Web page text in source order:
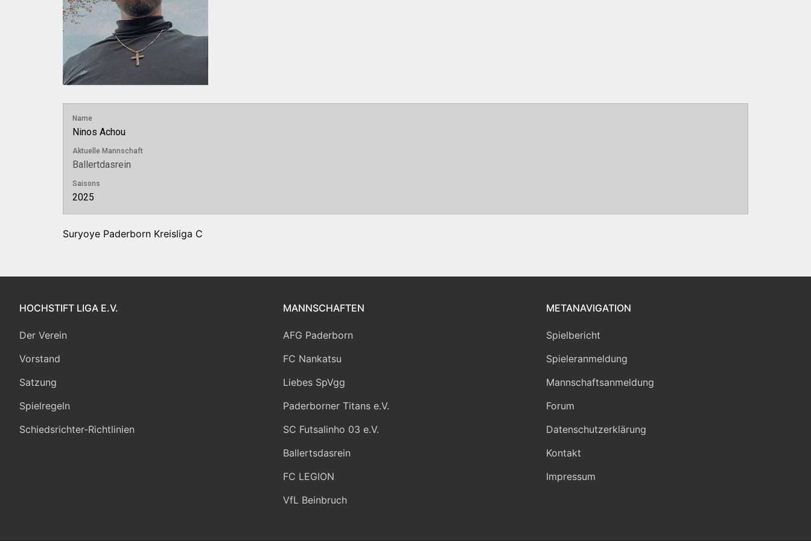
Name
Ninos Achou
Aktuelle Mannschaft
Ballertdasrein
Saisons
2025
Suryoye Paderborn Kreisliga C
HOCHSTIFT LIGA E.V.
Der Verein
Vorstand
Satzung
Spielregeln
Schiedsrichter-Richtlinien
MANNSCHAFTEN
AFG Paderborn
FC Nankatsu
Liebes SpVgg
Paderborner Titans e.V.
SC Futsalinho 03 e.V.
Ballertsdasrein
FC LEGION
VfL Beinbruch
METANAVIGATION
Spielbericht
Spieleranmeldung
Mannschaftsanmeldung
Forum
Datenschutzerklärung
Kontakt
Impressum